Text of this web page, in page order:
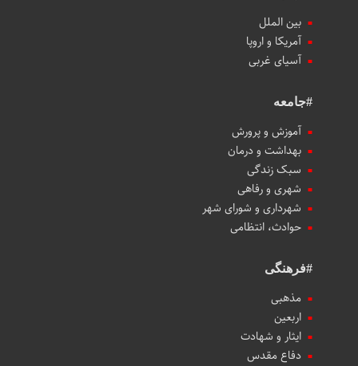
بین الملل
آمریکا و اروپا
آسیای غربی
#جامعه
آموزش و پرورش
بهداشت و درمان
سبک زندگی
شهری و رفاهی
شهرداری و شورای شهر
حوادث، انتظامی
#فرهنگی
مذهبی
اربعین
ایثار و شهادت
دفاع مقدس